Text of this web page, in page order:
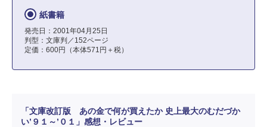
紙書籍
発売日：2001年04月25日
判型：文庫判／152ページ
定価：600円（本体571円＋税）
「文庫改訂版 あの金で何が買えたか 史上最大のむだづか
い’９１～’０１」感想・レビュー